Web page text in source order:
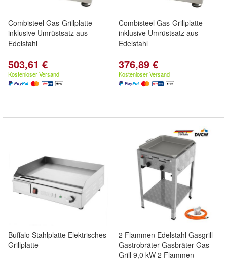
Combisteel Gas-Grillplatte
inklusive Umrüstsatz aus
Edelstahl
503,61 €
Kostenloser Versand
Combisteel Gas-Grillplatte
inklusive Umrüstsatz aus
Edelstahl
376,89 €
Kostenloser Versand
Buffalo Stahlplatte Elektrisches
Grillplatte
2 Flammen Edelstahl Gasgrill
Gastrobräter Gasbräter Gas
Grill 9,0 kW 2 Flammen